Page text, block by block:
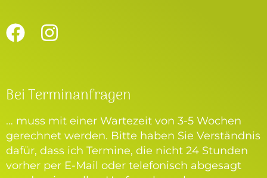
Bei Terminanfragen
… muss mit einer Wartezeit von 3-5 Wochen
gerechnet werden. Bitte haben Sie Verständnis
dafür, dass ich Termine, die nicht 24 Stunden
vorher per E-Mail oder telefonisch abgesagt